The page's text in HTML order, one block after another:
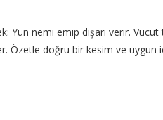
Yün nemi emip dışarı verir.
Özetle doğru bir kesim ve